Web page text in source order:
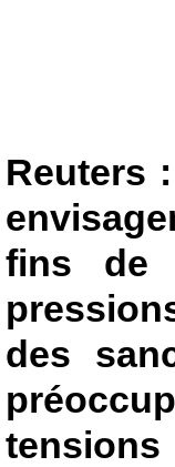
Reuters
fins de
des